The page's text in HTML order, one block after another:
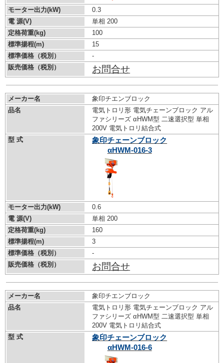
モーター出力(kW)
0.3
電 源(V)
単相 200
定格荷重(kg)
100
標準揚程(m)
15
標準価格（税別）
-
販売価格（税別）
お問合せ
メーカー名
象印チエンブロック
品名
電気トロリ形 電気チェーンブロック アル
ファシリーズ αHWM型 二速選択型 単相
200V 電気トロリ結合式
型 式
象印チェーンブロック
αHWM-016-3
モーター出力(kW)
0.6
電 源(V)
単相 200
定格荷重(kg)
160
標準揚程(m)
3
標準価格（税別）
-
販売価格（税別）
お問合せ
メーカー名
象印チエンブロック
品名
電気トロリ形 電気チェーンブロック アル
ファシリーズ αHWM型 二速選択型 単相
200V 電気トロリ結合式
型 式
象印チェーンブロック
αHWM-016-6